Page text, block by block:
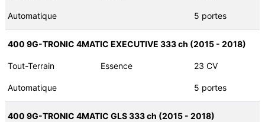
Automatique 5 portes
400 9G-TRONIC 4MATIC EXECUTIVE 333 ch (2015 - 2018)
Tout-Terrain Essence 23 CV
Automatique 5 portes
400 9G-TRONIC 4MATIC GLS 333 ch (2015 - 2018)